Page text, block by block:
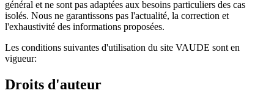
général et ne sont pas adaptées aux besoins particuliers des cas
isolés. Nous ne garantissons pas l'actualité, la correction et
l'exhaustivité des informations proposées.
Les conditions suivantes d'utilisation du site VAUDE sont en
vigueur:
Droits d'auteur